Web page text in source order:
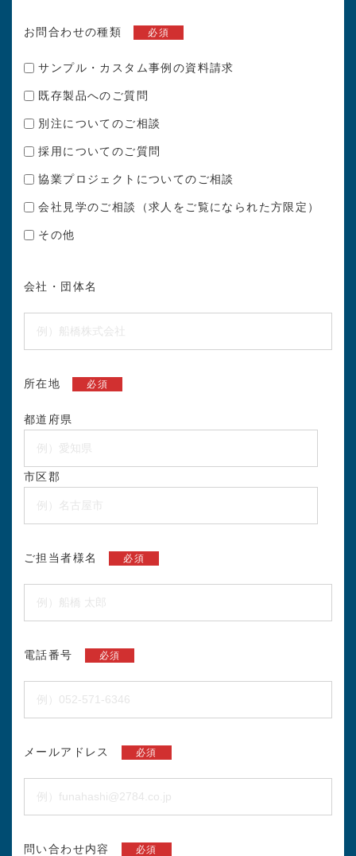
お問合わせの種類 必須
サンプル・カスタム事例の資料請求
既存製品へのご質問
別注についてのご相談
採用についてのご質問
協業プロジェクトについてのご相談
会社見学のご相談（求人をご覧になられた方限定）
その他
会社・団体名
所在地 必須
都道府県
市区郡
ご担当者様名 必須
電話番号 必須
メールアドレス 必須
問い合わせ内容 必須